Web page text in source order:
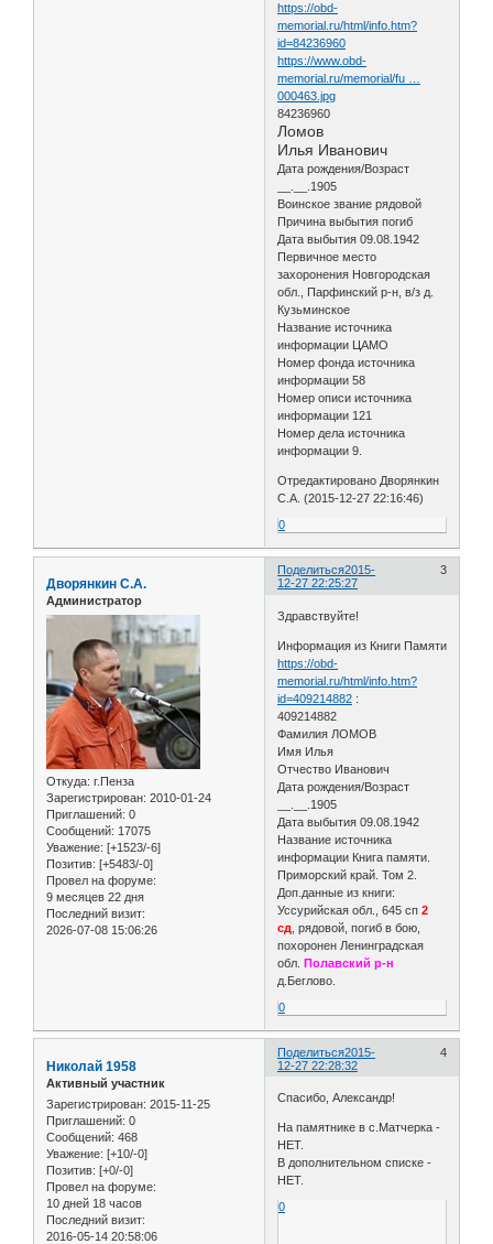
https://obd-
memorial.ru/html/info.htm?
id=84236960
https://www.obd-
memorial.ru/memorial/fu …
000463.jpg
84236960
Ломов
Илья Иванович
Дата рождения/Возраст
__.__.1905
Воинское звание рядовой
Причина выбытия погиб
Дата выбытия 09.08.1942
Первичное место
захоронения Новгородская
обл., Парфинский р-н, в/з д.
Кузьминское
Название источника
информации ЦАМО
Номер фонда источника
информации 58
Номер описи источника
информации 121
Номер дела источника
информации 9.
Отредактировано Дворянкин
С.А. (2015-12-27 22:16:46)
0
Поделиться 3
2015-
12-27 22:25:27
Дворянкин С.А.
Администратор
Откуда: г.Пенза
Зарегистрирован: 2010-01-24
Приглашений: 0
Сообщений: 17075
Уважение: [+1523/-6]
Позитив: [+5483/-0]
Провел на форуме:
9 месяцев 22 дня
Последний визит:
2026-07-08 15:06:26
Здравствуйте!
Информация из Книги Памяти
https://obd-
memorial.ru/html/info.htm?
id=409214882 :
409214882
Фамилия ЛОМОВ
Имя Илья
Отчество Иванович
Дата рождения/Возраст
__.__.1905
Дата выбытия 09.08.1942
Название источника
информации Книга памяти.
Приморский край. Том 2.
Доп.данные из книги:
Уссурийская обл., 645 сп2
сд , рядовой, погиб в бою,
похоронен Ленинградская
обл.Полавский р-н
д.Беглово.
0
Поделиться 4
2015-
12-27 22:28:32
Николай 1958
Активный участник
Зарегистрирован: 2015-11-25
Приглашений: 0
Сообщений: 468
Уважение: [+10/-0]
Позитив: [+0/-0]
Провел на форуме:
10 дней 18 часов
Последний визит:
2016-05-14 20:58:06
Спасибо, Александр!
На памятнике в с.Матчерка -
НЕТ.
В дополнительном списке -
НЕТ.
0